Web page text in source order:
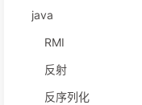
java
RMI
反射
反序列化